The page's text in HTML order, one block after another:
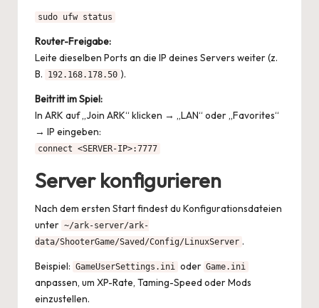
sudo ufw status
Router-Freigabe:
Leite dieselben Ports an die IP deines Servers weiter (z.
B.
192.168.178.50 ).
Beitritt im Spiel:
In ARK auf „Join ARK“ klicken → „LAN“ oder „Favorites“
→ IP eingeben:
connect <SERVER-IP>:7777
Server konfigurieren
Nach dem ersten Start findest du Konfigurationsdateien
unter ~/ark-server/ark-
data/ShooterGame/Saved/Config/LinuxServer .
Beispiel: GameUserSettings.ini oder Game.ini
anpassen, um XP-Rate, Taming-Speed oder Mods
einzustellen.